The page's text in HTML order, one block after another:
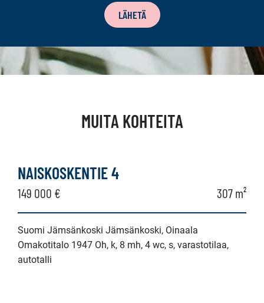
LÄHETÄ
MUITA KOHTEITA
NAISKOSKENTIE 4
149 000 € 307 m²
Suomi Jämsänkoski Jämsänkoski, Oinaala
Omakotitalo 1947 Oh, k, 8 mh, 4 wc, s, varastotilaa,
autotalli